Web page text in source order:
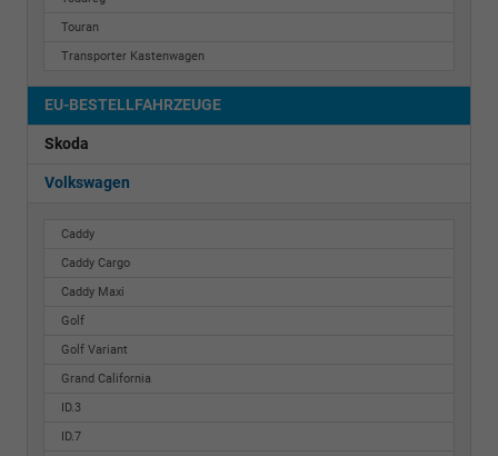
Touran
Transporter Kastenwagen
EU-BESTELLFAHRZEUGE
Skoda
Volkswagen
Caddy
Caddy Cargo
Caddy Maxi
Golf
Golf Variant
Grand California
ID.3
ID.7